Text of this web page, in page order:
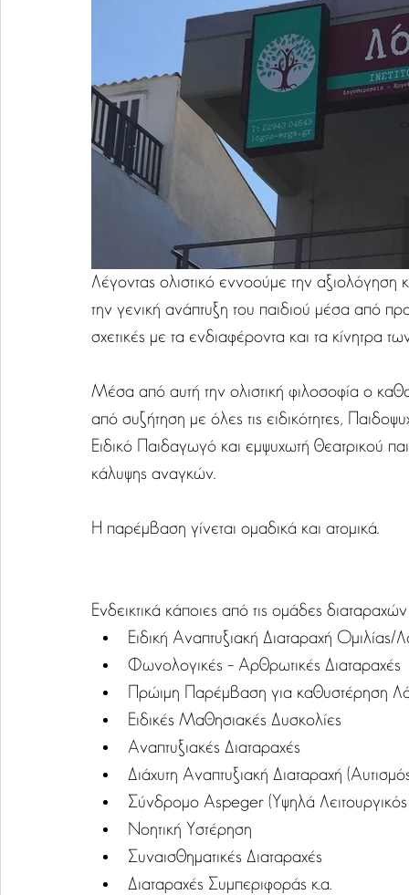
Λέγοντας ολιστικό εννοούμε την
την γενική ανάπτυξη του παιδιού μέσα από
σχετικές με τα ενδιαφέροντα και τα κίνητρα
Μέσα από αυτή την ολιστική φιλοσοφία ο
από συζήτηση με όλες τις ειδικότητες,
Ειδικό Παιδαγωγό και εμψυχωτή θεατρικού
κάλυψης αναγκών.
Η παρέμβαση γίνεται ομαδικά και ατομικά.
Ενδεικτικά κάποιες από τις ομάδες
Ειδική Αναπτυξιακή Διαταραχή
Φωνολογικές – Αρθρωτικές Διαταραχές
Πρώιμη Παρέμβαση για καθυστέρηση
Ειδικές Μαθησιακές Δυσκολίες
Αναπτυξιακές Διαταραχές
Διάχυτη Αναπτυξιακή Διαταραχή
Σύνδρομο Aspeger (Υψηλά
Νοητική Υστέρηση
Συναισθηματικές Διαταραχές
Διαταραχές Συμπεριφοράς κ.α.